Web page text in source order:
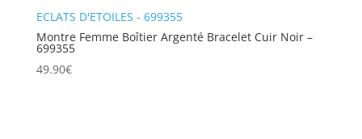
ECLATS D'ETOILES - 699355
Montre Femme Boîtier Argenté Bracelet Cuir Noir –
699355
49.90€